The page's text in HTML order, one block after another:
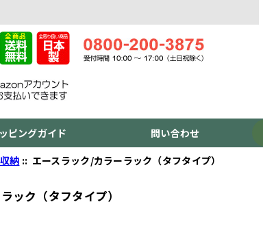
ピングガイド 問い合わせ
納 :: エースラック/カラーラック（タフタイプ）
ック（タフタイプ）